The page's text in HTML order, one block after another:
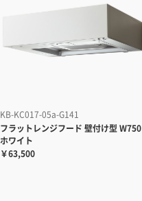
KB-KC017-05a-G141
フラットレンジフード 壁付け型 W750
ホワイト
￥63,500